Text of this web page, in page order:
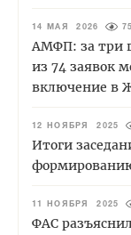
14 МАЯ 2026
АМФП: за три
из 74 заявок
включение в
12 НОЯБРЯ 2025
Итоги
11 НОЯБРЯ 2025
ФАС